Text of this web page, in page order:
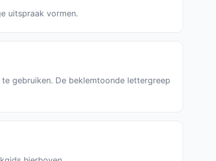
uitspraak vormen.
gebruiken. De beklemtoonde lettergreep